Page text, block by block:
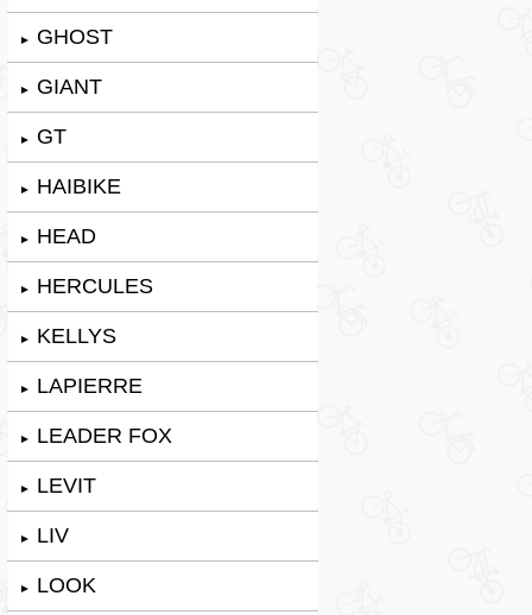
► GHOST
► GIANT
► GT
► HAIBIKE
► HEAD
► HERCULES
► KELLYS
► LAPIERRE
► LEADER FOX
► LEVIT
► LIV
► LOOK